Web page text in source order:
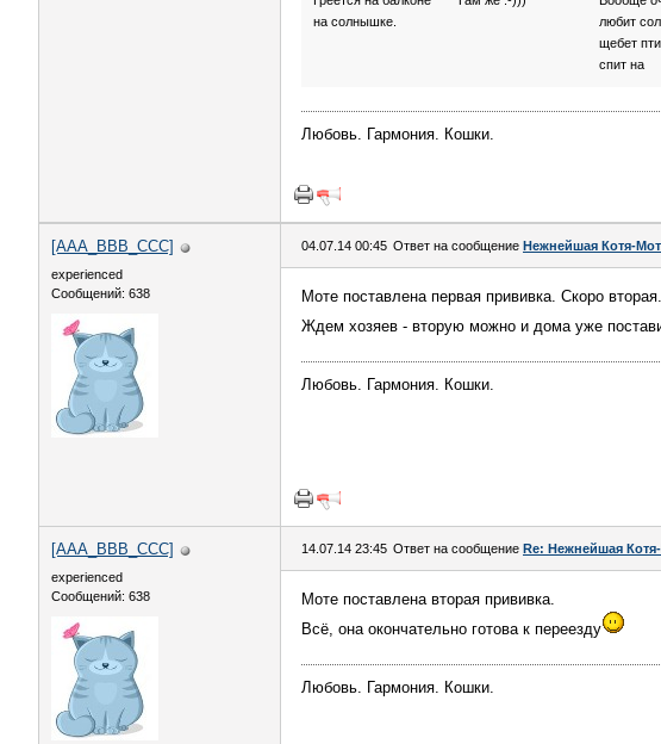
на солнышке.
любит
щебет
спит на
Любовь. Гармония. Кошки.
[AAA_BBB_CCC]
experienced
Сообщений: 638
04.07.14 00:45 Ответ на сообщение Нежнейшая Котя-
Моте поставлена первая прививка. Скоро вторая.
Ждем хозяев - вторую можно и дома уже
Любовь. Гармония. Кошки.
[AAA_BBB_CCC]
experienced
Сообщений: 638
14.07.14 23:45 Ответ на сообщение Re: Нежнейшая
Моте поставлена вторая прививка.
Всё, она окончательно готова к переезду
Любовь. Гармония. Кошки.